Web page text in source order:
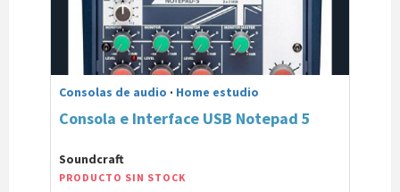
Consolas de audio · Home estudio
Consola e Interface USB Notepad 5
Soundcraft
PRODUCTO SIN STOCK